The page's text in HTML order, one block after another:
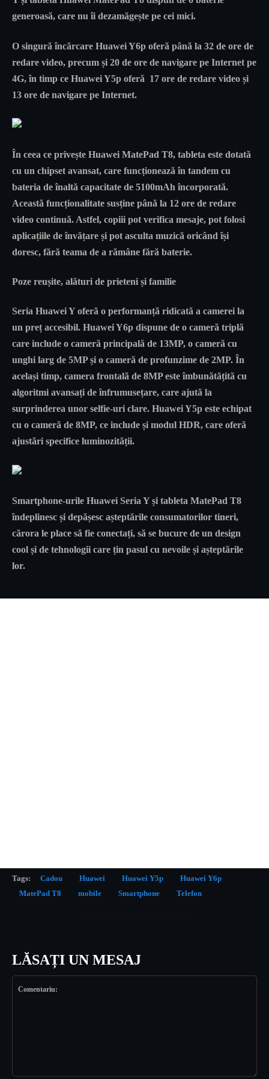
generoasă, care nu îi dezamăgește pe cei mici.
O singură încărcare Huawei Y6p oferă până la 32 de ore de
redare video, precum și 20 de ore de navigare pe Internet pe
4G, în timp ce Huawei Y5p oferă 17 ore de redare video și
13 ore de navigare pe Internet.
În ceea ce privește Huawei MatePad T8, tableta este dotată
cu un chipset avansat, care funcționează în tandem cu
bateria de înaltă capacitate de 5100mAh încorporată.
Această funcționalitate susține până la 12 ore de redare
video continuă. Astfel, copiii pot verifica mesaje, pot folosi
aplicațiile de învățare și pot asculta muzică oricând își
doresc, fără teama de a rămâne fără baterie.
Poze reușite, alături de prieteni și familie
Seria Huawei Y oferă o performanță ridicată a camerei la
un preț accesibil. Huawei Y6p dispune de o cameră triplă
care include o cameră principală de 13MP, o cameră cu
unghi larg de 5MP și o cameră de profunzime de 2MP. În
același timp, camera frontală de 8MP este îmbunătățită cu
algoritmi avansați de înfrumusețare, care ajută la
surprinderea unor selfie-uri clare. Huawei Y5p este echipat
cu o cameră de 8MP, ce include și modul HDR, care oferă
ajustări specifice luminozității.
Smartphone-urile Huawei Seria Y și tableta MatePad T8
îndeplinesc și depășesc așteptările consumatorilor tineri,
cărora le place să fie conectați, să se bucure de un design
cool și de tehnologii care țin pasul cu nevoile și așteptările
lor.
Tags: Cadou Huawei Huawei Y5p
Huawei Y6p
MatePad T8
mobile Smartphone Telefon
LĂSAȚI UN MESAJ